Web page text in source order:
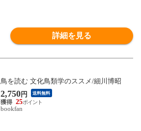
詳細を見る
鳥を読む 文化鳥類学のススメ/細川博昭
2,750円 送料無料
25
bookfan